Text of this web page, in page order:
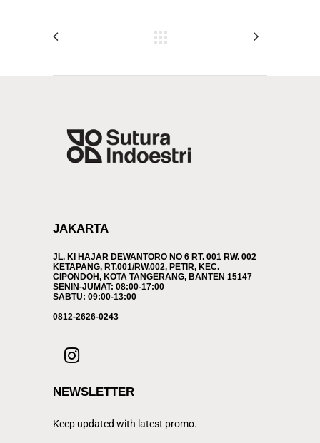
JAKARTA
JL. KI HAJAR DEWANTORO NO 6 RT. 001 RW. 002
KETAPANG, RT.001/RW.002, PETIR, KEC.
CIPONDOH, KOTA TANGERANG, BANTEN 15147
SENIN-JUMAT: 08:00-17:00
SABTU: 09:00-13:00
0812-2626-0243
NEWSLETTER
Keep updated with latest promo.